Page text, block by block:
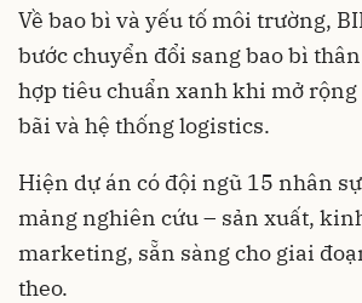
Về bao bì và yếu tố môi trường,
bước chuyển đổi sang bao bì
hợp tiêu chuẩn xanh khi mở
bãi và hệ thống logistics.
Hiện dự án có đội ngũ 15 nhân
mảng nghiên cứu – sản xuất,
marketing, sẵn sàng cho giai
theo.